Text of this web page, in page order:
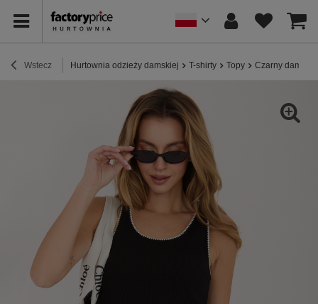
Wstecz Hurtownia odzieży damskiej T-shirty Topy Czarny damski